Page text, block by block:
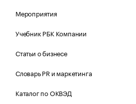
Мероприятия
Учебник РБК Компании
Статьи о бизнесе
Словарь PR и маркетинга
Каталог по ОКВЭД